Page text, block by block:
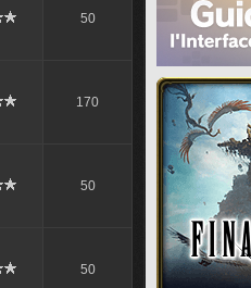
50
170
50
50